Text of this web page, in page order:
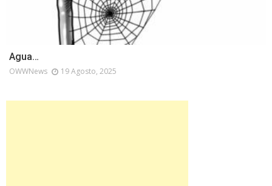
Agua…
OWWNews 19 Agosto, 2025